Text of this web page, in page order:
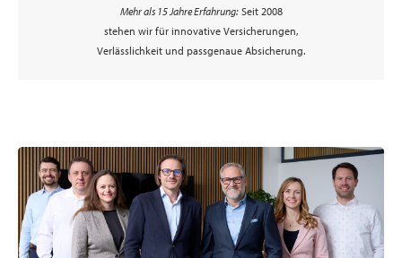
Mehr als 15 Jahre Erfahrung:Seit 2008
stehen wir für innovative Versicherungen,
Verlässlichkeit und passgenaue Absicherung.